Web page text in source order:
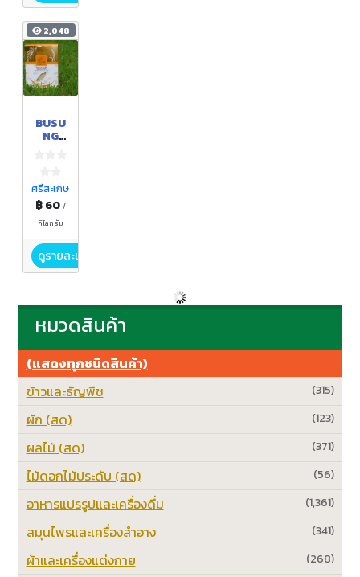
2,048
BUSU
NG
ออร์แ
กนิค
ศรีสะเกษ
฿ 60 /
กิโลกรัม
ดูรายละเอียด
หมวดสินค้า
(แสดงทุกชนิดสินค้า)
(315)
ข้าวและธัญพืช
(123)
ผัก (สด)
(371)
ผลไม้ (สด)
(56)
ไม้ดอกไม้ประดับ (สด)
(1,361)
อาหารแปรรูปและเครื่องดื่ม
(341)
สมุนไพรและเครื่องสำอาง
(268)
ผ้าและเครื่องแต่งกาย